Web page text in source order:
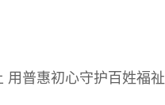
用普惠初心守护百姓福祉